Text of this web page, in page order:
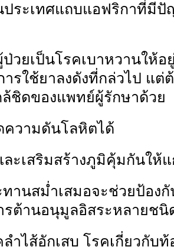
ประเทศแถบแอฟริกาที่มีปั
ป่วยเป็นโรคเบาหวานให้
ารใช้ยาลงดังที่กล่วไป แต่
ล้ชิดของแพทย์ผู้รักษาด้วย
ความดันโลหิตได้
ะเสริมสร้างภูมิคุ้มกันให้แ
านสม่ำเสมอจะช่วยป้องกั
รต้านอนุมูลอิสระหลายชนิ
ำไส้อักเสบ โรคเกี่ยวกับ